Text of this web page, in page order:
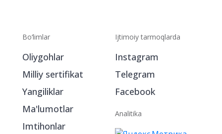
Bo‘limlar
Oliygohlar
Ijtimoiy tarmoqlarda
Telegram